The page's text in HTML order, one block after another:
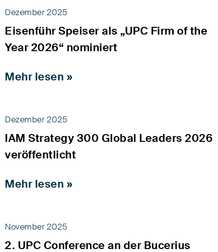
Dezember 2025
Eisenführ Speiser als „UPC Firm of the
Year 2026“ nominiert
Mehr lesen »
Dezember 2025
IAM Strategy 300 Global Leaders 2026
veröffentlicht
Mehr lesen »
November 2025
2. UPC Conference an der Bucerius